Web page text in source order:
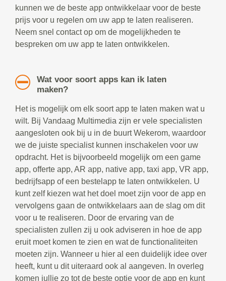
kunnen we de beste app ontwikkelaar voor de beste
prijs voor u regelen om uw app te laten realiseren.
Neem snel contact op om de mogelijkheden te
bespreken om uw app te laten ontwikkelen.
Wat voor soort apps kan ik laten
maken?
Het is mogelijk om elk soort app te laten maken wat u
wilt. Bij Vandaag Multimedia zijn er vele specialisten
aangesloten ook bij u in de buurt Wekerom, waardoor
we de juiste specialist kunnen inschakelen voor uw
opdracht. Het is bijvoorbeeld mogelijk om een game
app, offerte app, AR app, native app, taxi app, VR app,
bedrijfsapp of een bestelapp te laten ontwikkelen. U
kunt zelf kiezen wat het doel moet zijn voor de app en
vervolgens gaan de ontwikkelaars aan de slag om dit
voor u te realiseren. Door de ervaring van de
specialisten zullen zij u ook adviseren in hoe de app
eruit moet komen te zien en wat de functionaliteiten
moeten zijn. Wanneer u hier al een duidelijk idee over
heeft, kunt u dit uiteraard ook al aangeven. In overleg
komen jullie zo tot de beste optie voor de app en kunt